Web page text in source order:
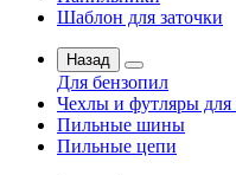
Шаблон для заточки
Назад
Для бензопил
Чехлы и футляры
Пильные шины
Пильные цепи